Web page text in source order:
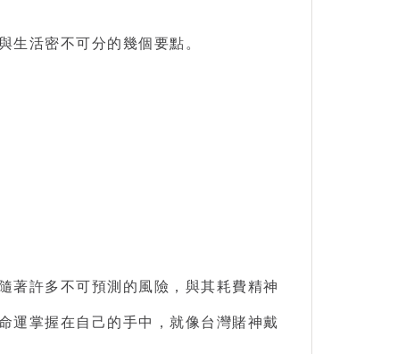
生活密不可分的幾個要點。
著許多不可預測的風險，與其耗費精神
運掌握在自己的手中，就像台灣賭神戴